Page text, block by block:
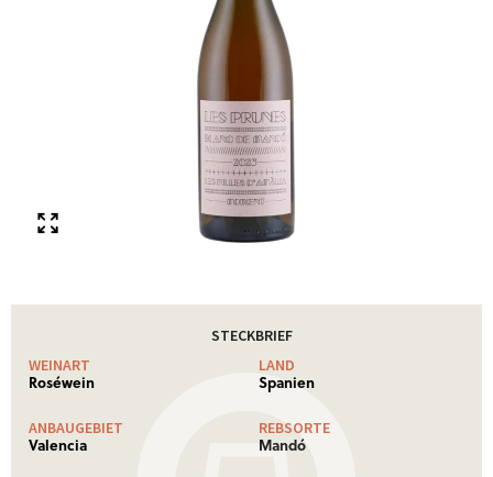
STECKBRIEF
WEINART
Roséwein
LAND
Spanien
ANBAUGEBIET
Valencia
REBSORTE
Mandó